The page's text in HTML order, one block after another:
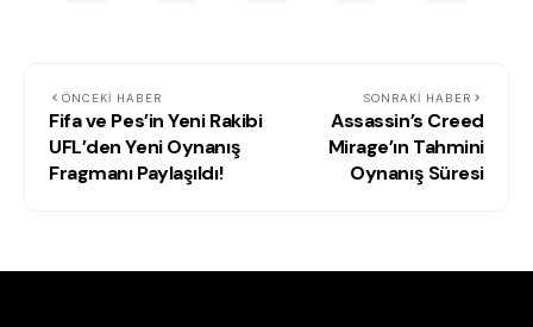
ÖNCEKI HABER
Fifa ve Pes’in Yeni Rakibi
UFL’den Yeni Oynanış
Fragmanı Paylaşıldı!
SONRAKI HABER
Assassin’s Creed
Mirage’ın Tahmini
Oynanış Süresi